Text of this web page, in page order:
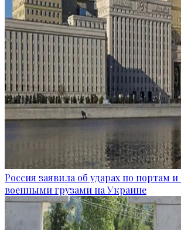
Россия заявила об ударах по портам и
военными грузами на Украине